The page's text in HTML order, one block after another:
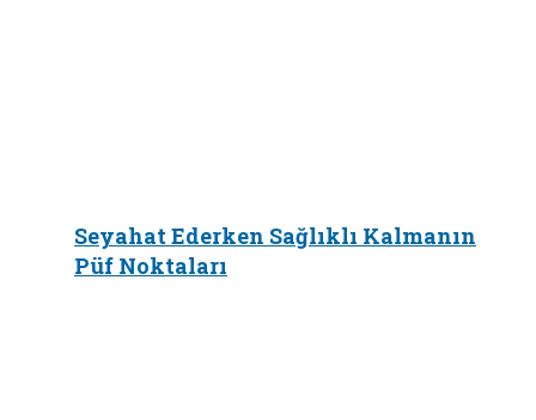
Seyahat Ederken Sağlıklı Kalmanın
Püf Noktaları